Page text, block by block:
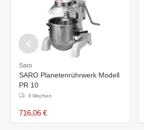
Saro
SARO Planetenrührwerk Modell
PR 10
3 Wochen
716,06 €